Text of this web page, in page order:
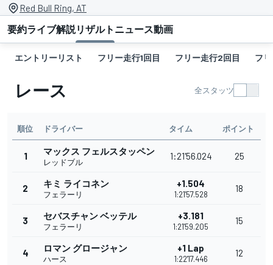
Red Bull Ring, AT
要約ライブ解説リザルト ニュース動画
エントリーリスト フリー走行1回目 フリー走行2回目 フ
レース 全スタッツ
順位 ドライバー タイム ポイント
1 マックス フェルスタッペン
レッドブル
1:21'56.024 25
2 キミ ライコネン
フェラーリ
+1.504
1:21'57.528
18
3 セバスチャン ベッテル
フェラーリ
+3.181
1:21'59.205
15
4 ロマン グロージャン
ハース
+1 Lap
1:22'17.446
12